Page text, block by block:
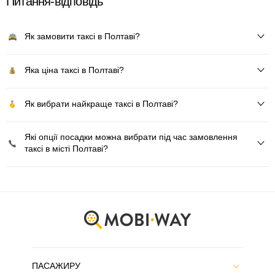
Як замовити таксі в Полтаві?
Яка ціна таксі в Полтаві?
Як вибрати найкраще таксі в Полтаві?
Які опції посадки можна вибрати під час замовлення
таксі в місті Полтаві?
ПАСАЖИРУ